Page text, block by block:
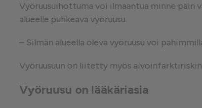
Vyöruusuihottuma voi ilmaantua minne päin
alueelle puhkeava vyöruusu.
– Silmän alueella oleva vyöruusu voi
Vyöruusuun on liitetty myös
Vyöruusu on lääkäriasia